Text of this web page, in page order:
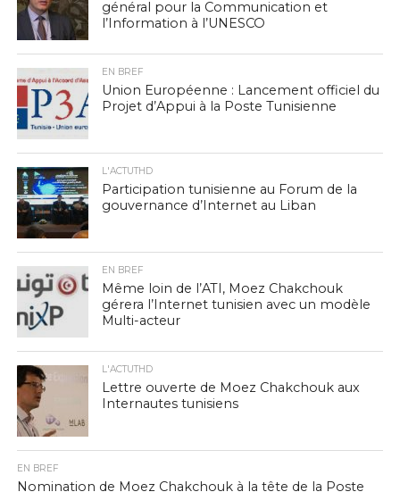
général pour la Communication et
l’Information à l’UNESCO
EN BREF
Union Européenne : Lancement officiel du
Projet d’Appui à la Poste Tunisienne
L'ACTUTHD
Participation tunisienne au Forum de la
gouvernance d’Internet au Liban
EN BREF
Même loin de l’ATI, Moez Chakchouk
gérera l’Internet tunisien avec un modèle
Multi-acteur
L'ACTUTHD
Lettre ouverte de Moez Chakchouk aux
Internautes tunisiens
EN BREF
Nomination de Moez Chakchouk à la tête de la Poste